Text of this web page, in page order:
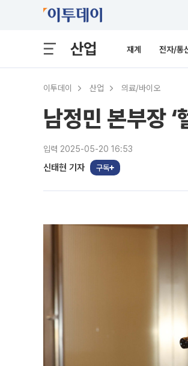
산업 재계 전자/통
이투데이 산업 의료/바이오
남정민 본부장
입력 2025-05-20 16:53
신태현 기자 구독